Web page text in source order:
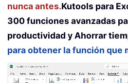
nunca antes.Kutools para
300 funciones avanzadas
productividad y Ahorrar
para obtener la función que